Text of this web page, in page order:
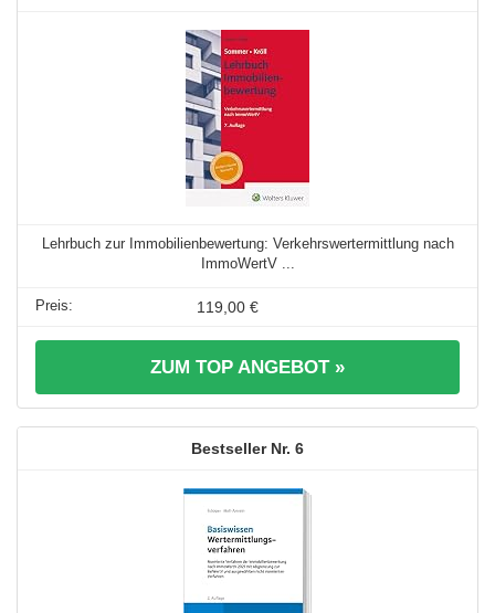
Lehrbuch zur Immobilienbewertung: Verkehrswertermittlung nach
ImmoWertV ...
119,00 €
ZUM TOP ANGEBOT »
6